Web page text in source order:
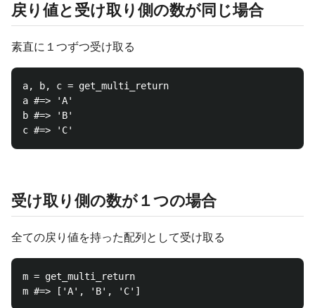
戻り値と受け取り側の数が同じ場合
素直に１つずつ受け取る
a, b, c = get_multi_return
a #=> 'A'
b #=> 'B'
受け取り側の数が１つの場合
全ての戻り値を持った配列として受け取る
m = get_multi_return